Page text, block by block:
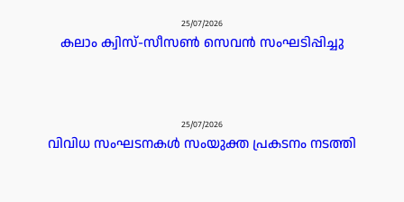
25/07/2026
കലാം ക്വിസ്-സീസൺ സെവൻ സംഘടിപ്പിച്ചു
25/07/2026
വിവിധ സംഘടനകൾ സംയുക്ത പ്രകടനം നടത്തി